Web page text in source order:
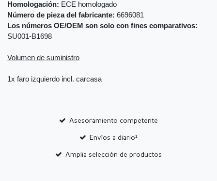
Homologación: ECE homologado
Número de pieza del fabricante: 6696081
Los números OE/OEM son solo con fines comparativos:
SU001-B1698
Volumen de suministro
1x faro izquierdo incl. carcasa
Asesoramiento competente
Envíos a diario¹
Amplia selección de productos